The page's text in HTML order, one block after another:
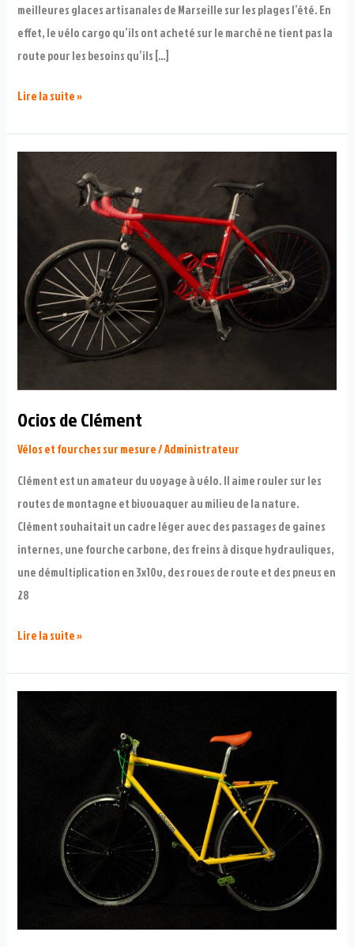
meilleures glaces artisanales de Marseille sur les plages l’été. En
effet, le vélo cargo qu’ils ont acheté sur le marché ne tient pas la
route pour les besoins qu’ils […]
Commertos
Lire la suite »
Ocios de Clément
Vélos et fourches sur mesure/Administrateur
Clément est un amateur du voyage à vélo. Il aime rouler sur les
routes de montagne et bivouaquer au milieu de la nature.
Clément souhaitait un cadre léger avec des passages de gaines
internes, une fourche carbone, des freins à disque hydrauliques,
une démultiplication en 3x10v, des roues de route et des pneus en
28
Ocios
Lire la suite »